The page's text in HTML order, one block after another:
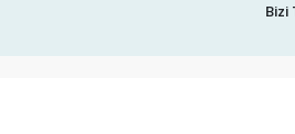
Bizi